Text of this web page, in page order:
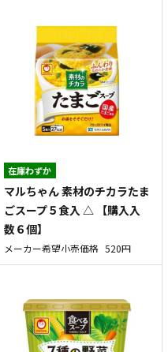
在庫わずか
マルちゃん 素材のチカラたま
ごスープ５食入 △ 【購入入
数６個】
メーカー希望小売価格 520円